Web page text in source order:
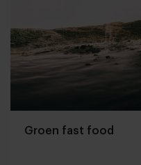
Groen fast food